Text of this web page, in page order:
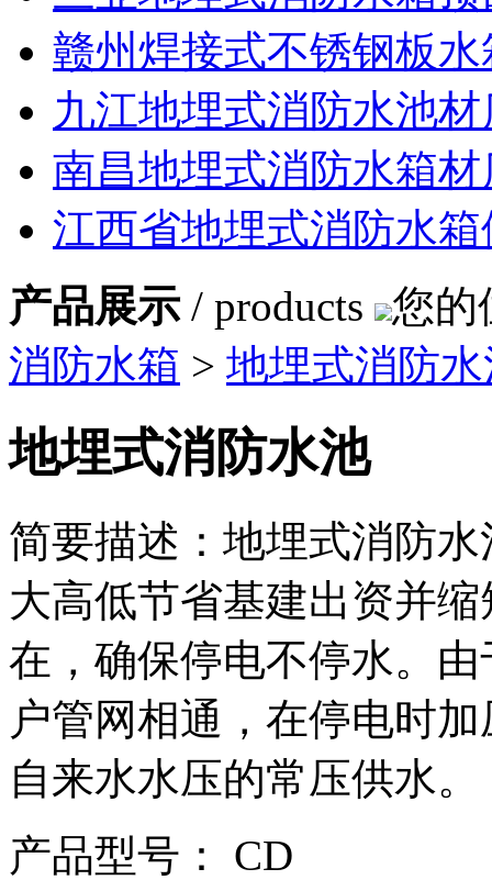
赣州焊接式不锈钢板
九江地埋式消防水池材
南昌地埋式消防水箱材
江西省地埋式消防水
产品展示 / products
您的
消防水箱 > 地埋式消防
地埋式消防水池
简要描述：地埋式消防
大高低节省基建出资并
在，确保停电不停水。
户管网相通，在停电时
自来水水压的常压供水。
产品型号： CD